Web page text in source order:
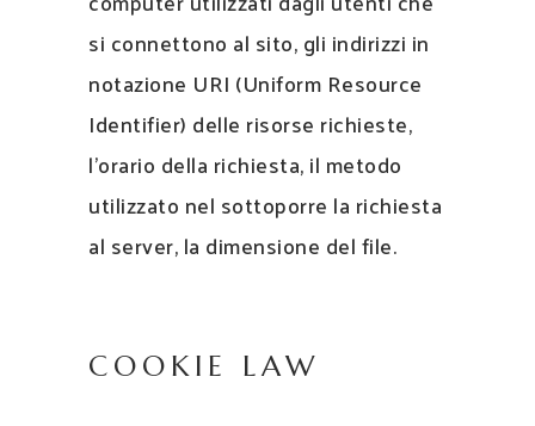
si connettono al sito, gli indirizzi in
notazione URI (Uniform Resource
Identifier) delle risorse richieste,
l’orario della richiesta, il metodo
utilizzato nel sottoporre la richiesta
al server, la dimensione del file.
COOKIE LAW